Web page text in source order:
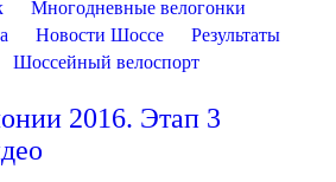
Многодневные велогонки
Новости Шоссе
Результаты
Шоссейный велоспорт
2016. Этап 3